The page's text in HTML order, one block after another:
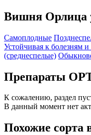
Вишня Орлица
Самоплодные
Устойчивая к болезням
(среднеспелые)
Препараты
К сожалению, раздел
В данный момент нет
Похожие сорта